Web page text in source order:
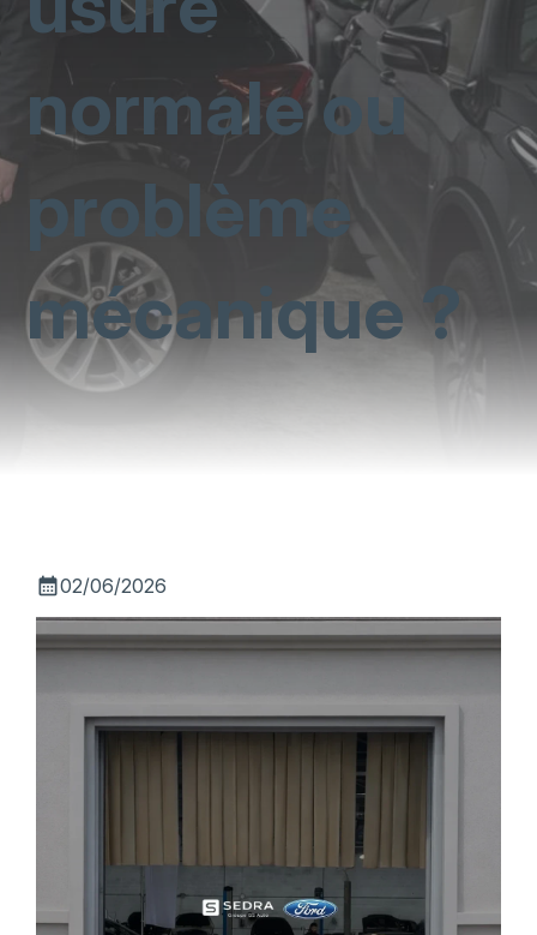
normale ou
problème
mécanique ?
calendar_month02/06/2026